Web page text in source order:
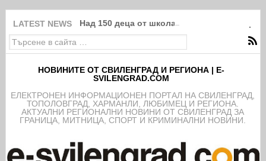
LATEST NEWS Над 150 деца от школата на ФК
НОВИНИТЕ ОТ СВИЛЕНГРАД И РЕГИОНА | E-
SVILENGRAD.COM
EЛЕКТРОНЕН ИНФОРМАЦИОНЕН ПОРТАЛ НА СВИЛЕНГРАД,
ТОПОЛОВГРАД, ХАРМАНЛИ, ЛЮБИМЕЦ И РЕГИОНА.
АКТУАЛНИ РЕГИОНАЛНИ НОВИНИ ОТ СВИЛЕНГРАД ЗА
ГРАНИЦА, МИТНИЦА, СПОРТ И КРИМИНАЛНИ НОВИНИ.